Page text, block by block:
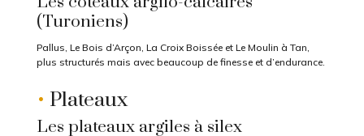
(Turoniens)
Pallus, Le Bois d’Arçon, La Croix Boissée et Le Moulin à Tan,
plus structurés mais avec beaucoup de finesse et d’endurance.
• Plateaux
Les plateaux argiles à silex